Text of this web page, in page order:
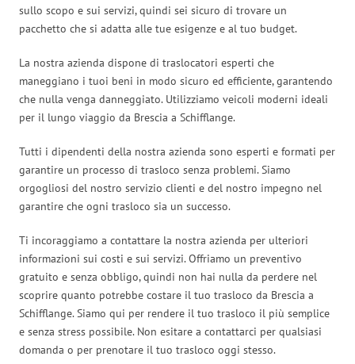
sullo scopo e sui servizi, quindi sei sicuro di trovare un
pacchetto che si adatta alle tue esigenze e al tuo budget.
La nostra azienda dispone di traslocatori esperti che
maneggiano i tuoi beni in modo sicuro ed efficiente, garantendo
che nulla venga danneggiato. Utilizziamo veicoli moderni ideali
per il lungo viaggio da Brescia a Schifflange.
Tutti i dipendenti della nostra azienda sono esperti e formati per
garantire un processo di trasloco senza problemi. Siamo
orgogliosi del nostro servizio clienti e del nostro impegno nel
garantire che ogni trasloco sia un successo.
Ti incoraggiamo a contattare la nostra azienda per ulteriori
informazioni sui costi e sui servizi. Offriamo un preventivo
gratuito e senza obbligo, quindi non hai nulla da perdere nel
scoprire quanto potrebbe costare il tuo trasloco da Brescia a
Schifflange. Siamo qui per rendere il tuo trasloco il più semplice
e senza stress possibile. Non esitare a contattarci per qualsiasi
domanda o per prenotare il tuo trasloco oggi stesso.